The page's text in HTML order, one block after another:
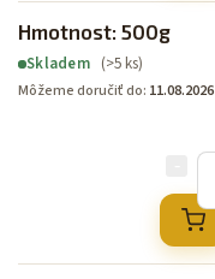
Hmotnost: 500g
Skladem (>5 ks)
Môžeme doručiť do: 11.08.2026